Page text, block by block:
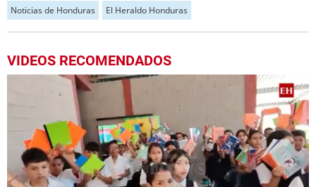
Noticias de Honduras El Heraldo Honduras
VIDEOS RECOMENDADOS